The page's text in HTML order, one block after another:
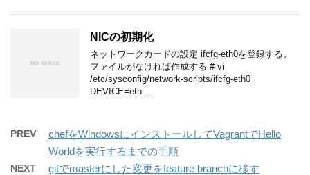
NICの初期化
ネットワークカードの設定 ifcfg-eth0を登録する。
ファイルがなければ作成する # vi
/etc/sysconfig/network-scripts/ifcfg-eth0
DEVICE=eth …
PREV
chefをWindowsにインストールしてVagrantでHello
Worldを実行するまでの手順
NEXT gitでmasterにした変更をfeature branchに移す